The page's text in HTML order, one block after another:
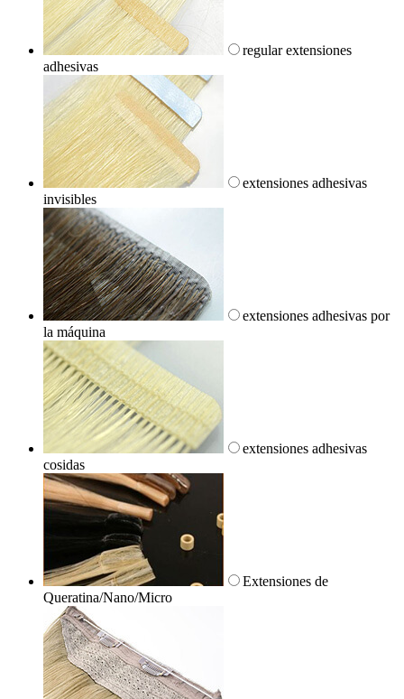
regular extensiones
adhesivas
extensiones adhesivas
invisibles
extensiones adhesivas por
la máquina
extensiones adhesivas
cosidas
Extensiones de
Queratina/Nano/Micro